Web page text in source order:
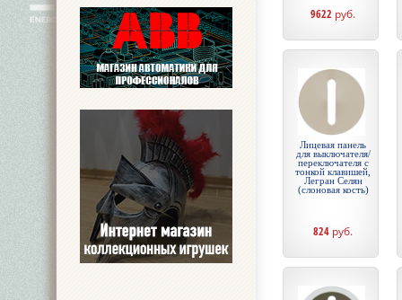
9622 руб.
Лицевая панель
для выключателя/
переключателя с
тонкой клавишей,
Легран Селян
(слоновая кость)
824 руб.